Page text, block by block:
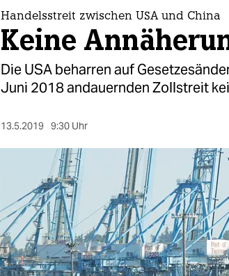
Handelsstreit zwischen USA und China
Keine
Die USA beharren auf
Juni 2018 andauernden Zollstreit
13.5.2019 9:30 Uhr